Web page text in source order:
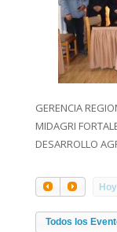
GERENCIA
MIDAGRI
DESARROLLO
Hoy